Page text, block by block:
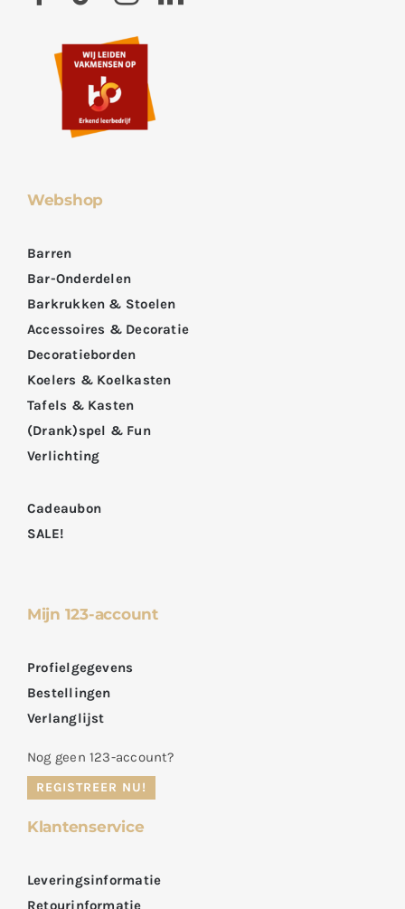
Webshop
Barren
Bar-Onderdelen
Barkrukken & Stoelen
Accessoires & Decoratie
Decoratieborden
Koelers & Koelkasten
Tafels & Kasten
(Drank)spel & Fun
Verlichting
Cadeaubon
SALE!
Mijn 123-account
Profielgegevens
Bestellingen
Verlanglijst
Nog geen 123-account?
REGISTREER NU!
Klantenservice
Leveringsinformatie
Retourinformatie